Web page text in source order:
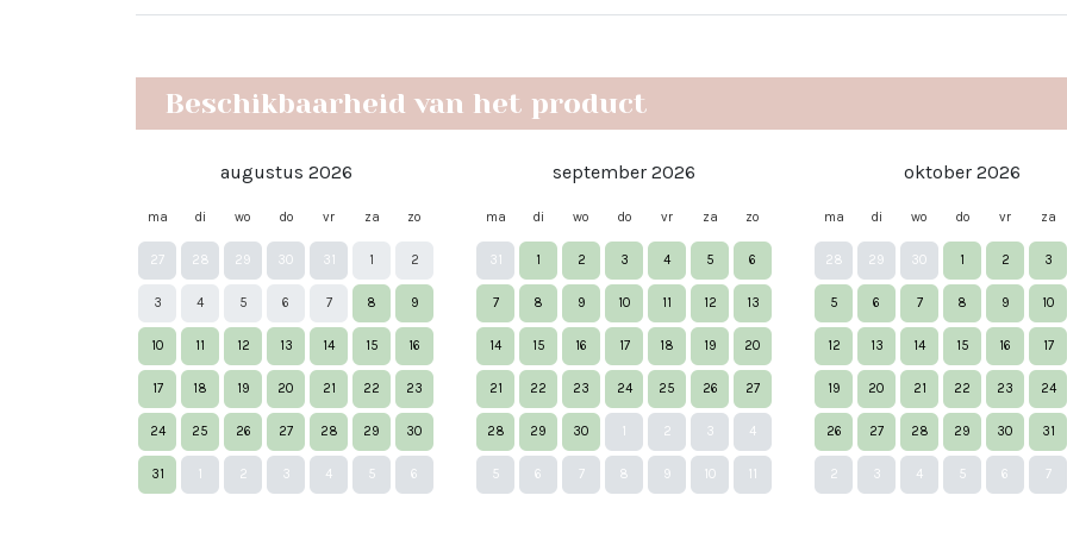
Beschikbaarheid van het product
augustus 2026
ma di wo do vr za zo
27 28 29 30 31 1 2
3 4 5 6 7 8 9
10 11 12 13 14 15 16
17 18 19 20 21 22 23
24 25 26 27 28 29 30
31 2 3 4 5 6
september 2026
ma di wo do vr za zo
31 1 2 3 4 5 6
7 8 9 10 11 12 13
14 15 16 17 18 19 20
21 22 23 24 25 26 27
28 29 30 2 3 4
5 6 7 8 9 10
oktober 2026
ma di wo do vr za
28 29 30 1 2 3
5 6 7 8 9 10
12 13 14 15 16 17
19 20 21 22 23 24
26 27 28 29 30 31
2 3 4 5 6 7